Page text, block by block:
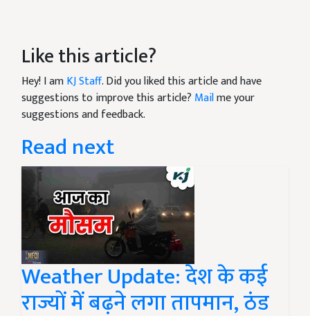
Like this article?
Hey! I amKJ Staff. Did you liked this article and have
suggestions to improve this article? Mailme your
suggestions and feedback.
Read next
Weather Update: देश के कई
राज्यों में बढ़ने लगा तापमान, ठंड